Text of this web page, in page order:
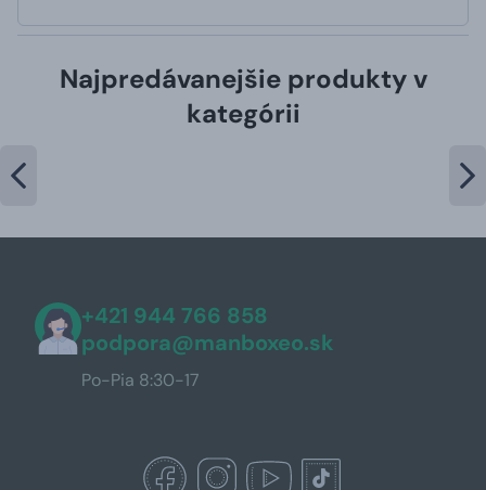
Najpredávanejšie produkty v
kategórii
+421 944 766 858
podpora@manboxeo.sk
Po-Pia 8:30-17